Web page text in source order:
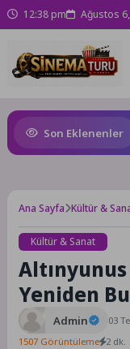
12:38 pm Ağustos
Son Eklenenler
Kompleksi Açılıyor
Ana Sayfa Kültür &
Kültür & Sanat
Yeniden
Admin 03
1507 Görüntüleme 2 dk.